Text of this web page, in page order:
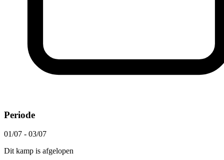
Periode
01/07 - 03/07
Dit kamp is afgelopen